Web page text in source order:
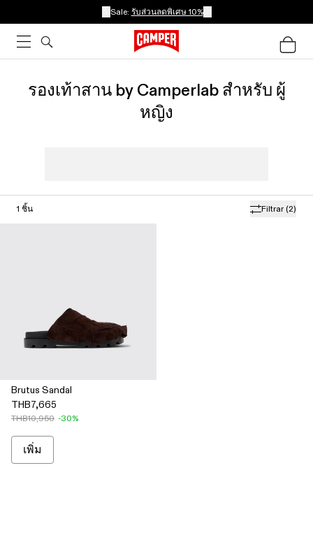
Sale: รับส่วนลดพิเศษ 10%
รองเท้าสาน by Camperlab สำหรับ ผู้
หญิง
Filtrar (2)
1 ชิ้น
Brutus Sandal
THB7,665
THB10,950 -30%
เพิ่ม